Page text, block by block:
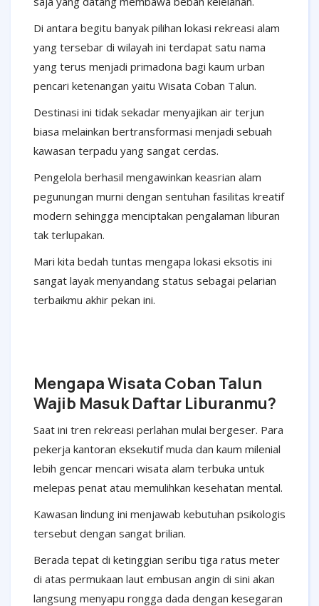
Di antara begitu banyak pilihan lokasi rekreasi alam
yang tersebar di wilayah ini terdapat satu nama
yang terus menjadi primadona bagi kaum urban
pencari ketenangan yaitu Wisata Coban Talun.
Destinasi ini tidak sekadar menyajikan air terjun
biasa melainkan bertransformasi menjadi sebuah
kawasan terpadu yang sangat cerdas.
Pengelola berhasil mengawinkan keasrian alam
pegunungan murni dengan sentuhan fasilitas kreatif
modern sehingga menciptakan pengalaman liburan
tak terlupakan.
Mari kita bedah tuntas mengapa lokasi eksotis ini
sangat layak menyandang status sebagai pelarian
terbaikmu akhir pekan ini.
Mengapa Wisata Coban Talun
Wajib Masuk Daftar Liburanmu?
Saat ini tren rekreasi perlahan mulai bergeser. Para
pekerja kantoran eksekutif muda dan kaum milenial
lebih gencar mencari wisata alam terbuka untuk
melepas penat atau memulihkan kesehatan mental.
Kawasan lindung ini menjawab kebutuhan psikologis
tersebut dengan sangat brilian.
Berada tepat di ketinggian seribu tiga ratus meter
di atas permukaan laut embusan angin di sini akan
langsung menyapu rongga dada dengan kesegaran